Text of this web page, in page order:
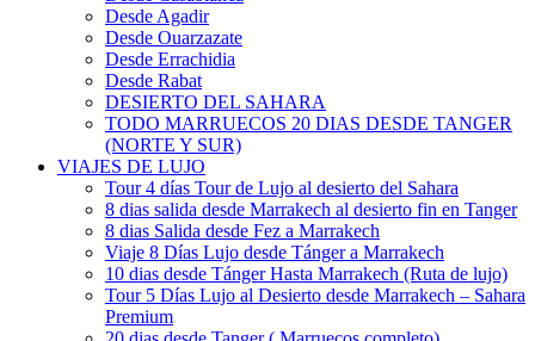
Desde Agadir
Desde Ouarzazate
Desde Errachidia
Desde Rabat
DESIERTO DEL SAHARA
TODO MARRUECOS 20 DIAS DESDE TANGER
(NORTE Y SUR)
VIAJES DE LUJO
Tour 4 días Tour de Lujo al desierto del Sahara
8 dias salida desde Marrakech al desierto fin en Tanger
8 dias Salida desde Fez a Marrakech
Viaje 8 Días Lujo desde Tánger a Marrakech
10 dias desde Tánger Hasta Marrakech (Ruta de lujo)
Tour 5 Días Lujo al Desierto desde Marrakech – Sahara
Premium